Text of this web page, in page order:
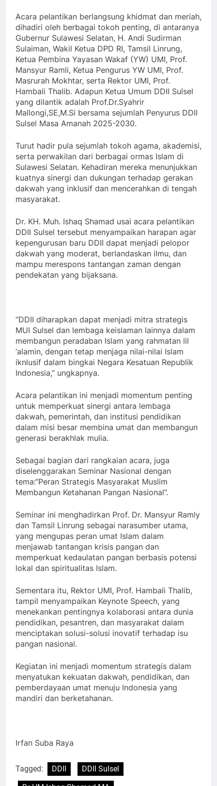
Acara pelantikan berlangsung khidmat dan meriah,
dihadiri oleh berbagai tokoh penting, di antaranya
Gubernur Sulawesi Selatan, H. Andi Sudirman
Sulaiman, Wakil Ketua DPD RI, Tamsil Linrung,
Ketua Pembina Yayasan Wakaf (YW) UMI, Prof.
Mansyur Ramli, Ketua Pengurus YW UMI, Prof.
Masrurah Mokhtar, serta Rektor UMI, Prof.
Hambali Thalib. Adapun Ketua Umum DDII Sulsel
yang dilantik adalah Prof.Dr.Syahrir
Mallongi,SE,M.Si bersama sejumlah Penyurus DDII
Sulsel Masa Amanah 2025-2030.
Turut hadir pula sejumlah tokoh agama, akademisi,
serta perwakilan dari berbagai ormas Islam di
Sulawesi Selatan. Kehadiran mereka menunjukkan
kuatnya sinergi dan dukungan terhadap gerakan
dakwah yang inklusif dan mencerahkan di tengah
masyarakat.
Dr. KH. Muh. Ishaq Shamad usai acara pelantikan
DDII Sulsel tersebut menyampaikan harapan agar
kepengurusan baru DDII dapat menjadi pelopor
dakwah yang moderat, berlandaskan ilmu, dan
mampu merespons tantangan zaman dengan
pendekatan yang bijaksana.
“DDII diharapkan dapat menjadi mitra strategis
MUI Sulsel dan lembaga keislaman lainnya dalam
membangun peradaban Islam yang rahmatan lil
‘alamin, dengan tetap menjaga nilai-nilai Islam
iknlusif dalam bingkai Negara Kesatuan Republik
Indonesia,” ungkapnya.
Acara pelantikan ini menjadi momentum penting
untuk memperkuat sinergi antara lembaga
dakwah, pemerintah, dan institusi pendidikan
dalam misi besar membina umat dan membangun
generasi berakhlak mulia.
Sebagai bagian dari rangkaian acara, juga
diselenggarakan Seminar Nasional dengan
tema:“Peran Strategis Masyarakat Muslim
Membangun Ketahanan Pangan Nasional”.
Seminar ini menghadirkan Prof. Dr. Mansyur Ramly
dan Tamsil Linrung sebagai narasumber utama,
yang mengupas peran umat Islam dalam
menjawab tantangan krisis pangan dan
memperkuat kedaulatan pangan berbasis potensi
lokal dan spiritualitas Islam.
Sementara itu, Rektor UMI, Prof. Hambali Thalib,
tampil menyampaikan Keynote Speech, yang
menekankan pentingnya kolaborasi antara dunia
pendidikan, pesantren, dan masyarakat dalam
menciptakan solusi-solusi inovatif terhadap isu
pangan nasional.
Kegiatan ini menjadi momentum strategis dalam
menyatukan kekuatan dakwah, pendidikan, dan
pemberdayaan umat menuju Indonesia yang
mandiri dan berketahanan.
Irfan Suba Raya
Tagged: DDII
DDII Sulsel